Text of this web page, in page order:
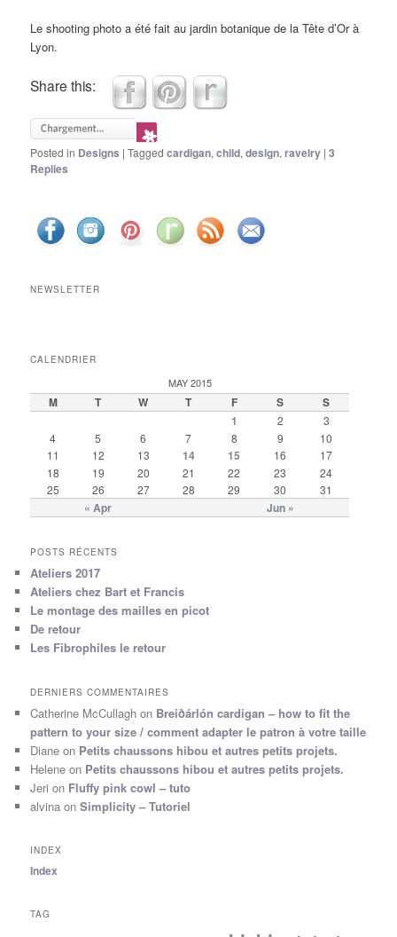
Le shooting photo a été fait au jardin botanique de la Tête d’Or à
Lyon.
Share this:
Posted in Designs |Tagged cardigan,child,design,ravelry |3
Replies
NEWSLETTER
CALENDRIER
MAY 2015
M T W T F S S
« Apr Jun »
1 2
3
4
5 6 7 8 9
10
11
12 13 14 15 16
17
18
19 20 21 22 23
24
25
26 27 28 29 30 31
POSTS RÉCENTS
Ateliers 2017
Ateliers chez Bart et Francis
Le montage des mailles en picot
De retour
Les Fibrophiles le retour
DERNIERS COMMENTAIRES
Catherine McCullagh on Breiðárlón cardigan – how to fit the
pattern to your size / comment adapter le patron à votre taille
Diane on Petits chaussons hibou et autres petits projets.
Helene on Petits chaussons hibou et autres petits projets.
Jeri on Fluffy pink cowl – tuto
alvina onSimplicity – Tutoriel
INDEX
Index
TAG